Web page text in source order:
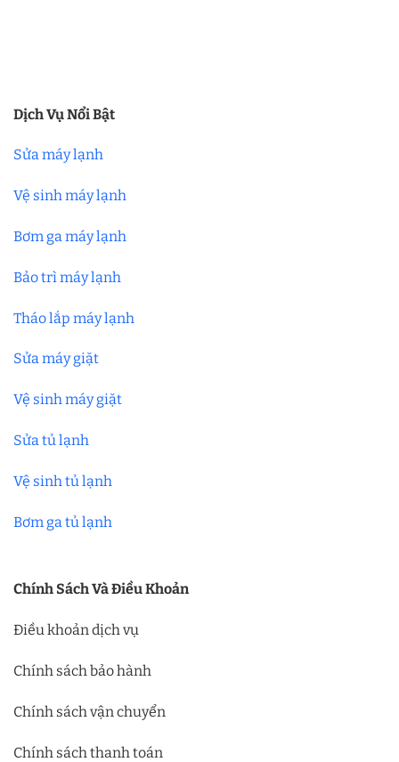
Dịch Vụ Nổi Bật
Sửa máy lạnh
Vệ sinh máy lạnh
Bơm ga máy lạnh
Bảo trì máy lạnh
Tháo lắp máy lạnh
Sửa máy giặt
Vệ sinh máy giặt
Sửa tủ lạnh
Vệ sinh tủ lạnh
Bơm ga tủ lạnh
Chính Sách Và Điều Khoản
Điều khoản dịch vụ
Chính sách bảo hành
Chính sách vận chuyển
Chính sách thanh toán